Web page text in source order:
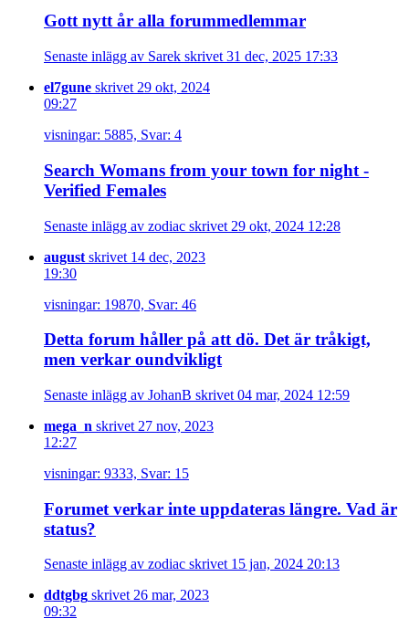
Gott nytt år alla forummedlemmar
Senaste inlägg av Sarek skrivet 31 dec, 2025 17:33
el7gune skrivet 29 okt, 2024
09:27
visningar: 5885, Svar: 4
Search Womans from your town for night -
Verified Females
Senaste inlägg av zodiac skrivet 29 okt, 2024 12:28
august skrivet 14 dec, 2023
19:30
visningar: 19870, Svar: 46
Detta forum håller på att dö. Det är tråkigt,
men verkar oundvikligt
Senaste inlägg av JohanB skrivet 04 mar, 2024 12:59
mega_n skrivet 27 nov, 2023
12:27
visningar: 9333, Svar: 15
Forumet verkar inte uppdateras längre. Vad är
status?
Senaste inlägg av zodiac skrivet 15 jan, 2024 20:13
ddtgbg skrivet 26 mar, 2023
09:32